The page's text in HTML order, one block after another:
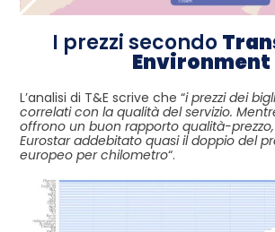
I prezzi secondo
Environment
L’analisi di T&E scrive che “i prezzi dei
correlati con la qualità del servizio.
offrono un buon rapporto qualità-
Eurostar addebitato quasi il doppio del
europeo per chilometro“.